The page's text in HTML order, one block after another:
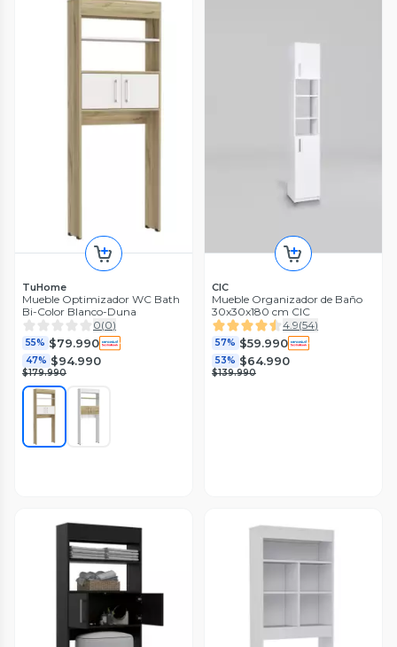
TuHome
Mueble Optimizador WC Bath
Bi-Color Blanco-Duna
0(0)
55% $79.990
47% $94.990
$179.990
CIC
Mueble Organizador de Baño
30x30x180 cm CIC
4.9(54)
57% $59.990
53% $64.990
$139.990